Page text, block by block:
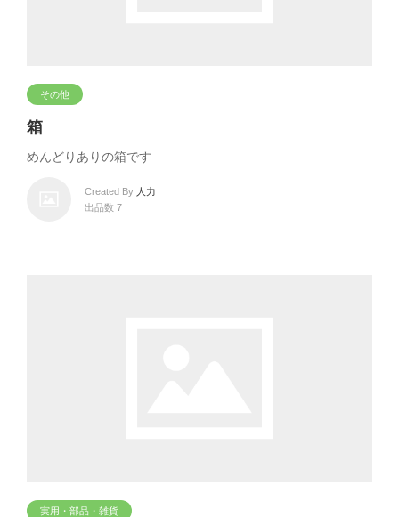
その他
箱
めんどりありの箱です
Created By 人力
出品数 7
実用・部品・雑貨